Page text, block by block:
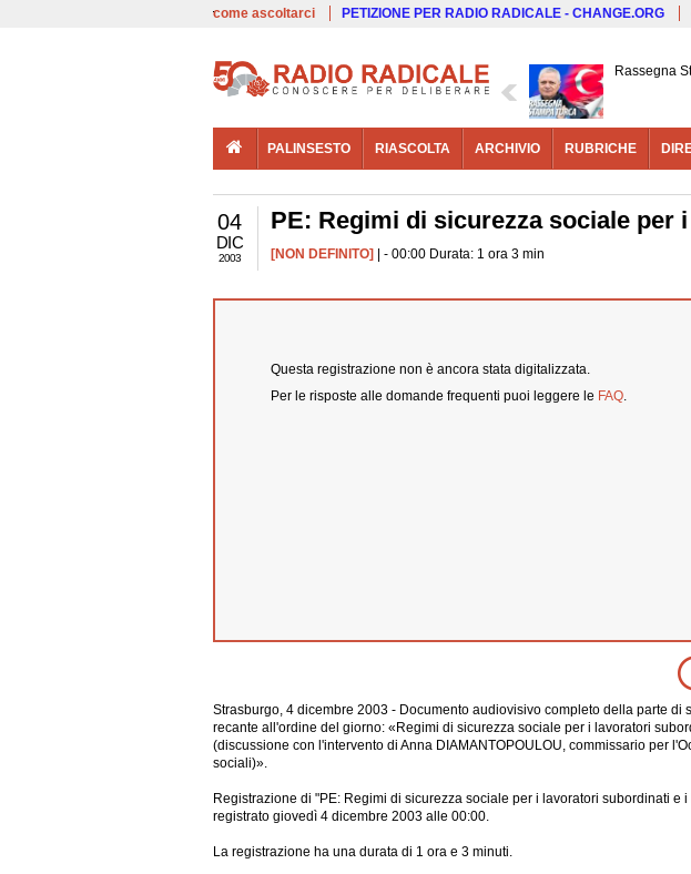
come ascoltarci PETIZIONE PER RADIO RADICALE - CHANGE.ORG
Rassegna
PALINSESTO RIASCOLTA ARCHIVIO RUBRICHE
04
DIC
2003
PE: Regimi di sicurezza sociale
[NON DEFINITO] | - 00:00 Durata: 1 ora 3 min
Questa registrazione non è ancora stata digitalizzata.
Per le risposte alle domande frequenti puoi leggere le FAQ.
Strasburgo, 4 dicembre 2003 - Documento audiovisivo completo della parte di
recante all'ordine del giorno: «Regimi di sicurezza sociale per i lavoratori
(discussione con l'intervento di Anna DIAMANTOPOULOU, commissario per
sociali)».
Registrazione di "PE: Regimi di sicurezza sociale per i lavoratori subordinati e
registrato giovedì 4 dicembre 2003 alle 00:00.
La registrazione ha una durata di 1 ora e 3 minuti.